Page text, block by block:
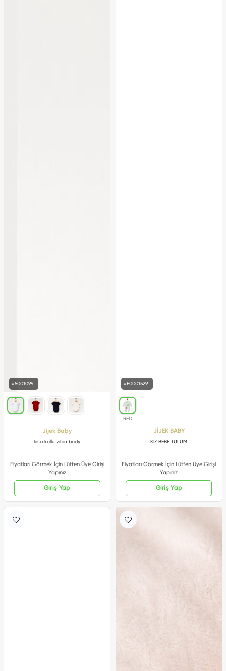
#5001099
Jijek Baby
kısa kollu zıbın body
Fiyatları Görmek İçin Lütfen Üye Girişi
Yapınız
Giriş Yap
#F0001529
JİJEK BABY
KIZ BEBE TULUM
Fiyatları Görmek İçin Lütfen Üye Girişi
Yapınız
Giriş Yap